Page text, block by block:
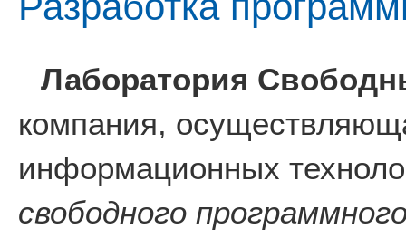
Лаборатория
компания,
информационных
свободного